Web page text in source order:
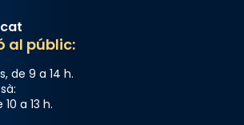
al públic:
de 9 a 14 h.
a 13 h.